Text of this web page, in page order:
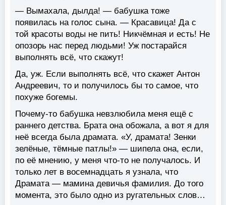
— Вымахала, дылда! — бабушка тоже
появилась на голос сына. — Красавица! Да с
той красоты воды не пить! Никчёмная и есть! Не
опозорь нас перед людьми! Уж постарайся
выполнять всё, что скажут!
Да, уж. Если выполнять всё, что скажет Антон
Андреевич, то и получилось бы то самое, что
похуже богемы.
Почему-то бабушка невзлюбила меня ещё с
раннего детства. Брата она обожала, а вот я для
неё всегда была драмата. «У, драмата! Зенки
зелёные, тёмные патлы!» — шипела она, если,
по её мнению, у меня что-то не получалось. И
только лет в восемнадцать я узнала, что
Драмата — мамина девичья фамилия. До того
момента, это было одно из ругательных слов…